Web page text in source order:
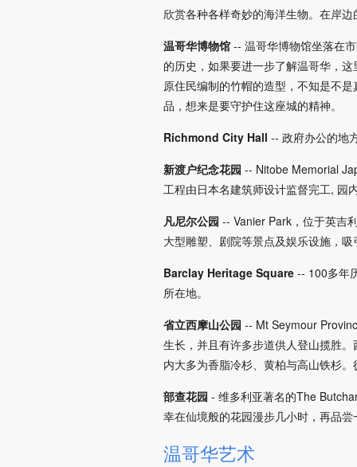
欣赏各种各样奇妙的海洋生物。在岸
温哥华博物馆 -- 温哥华博物馆坐落在
的历史，如果要进一步了解温哥华，
原住民编制的竹帽的造型，不知是不
品，想来是要守护住这座城的精神。
Richmond City Hall -- 政府办公的地
新渡户纪念花园 -- Nitobe Memorial
工程由日本名建筑师设计监督完工, 园
凡尼尔公园 -- Vanier Park，位于英吉
大型雕塑、剧院等景点及娱乐设施，
Barclay Heritage Square -- 100多年
所在地。
省立西摩山公园 -- Mt Seymour
生长，并且有许多步道供人登山揽胜
内大多为香脂冷杉、黄柏与高山铁杉
部查花园 - 维多利亚著名的The
幸在仙境般的花园漫步几小时，再品
温哥华艺术